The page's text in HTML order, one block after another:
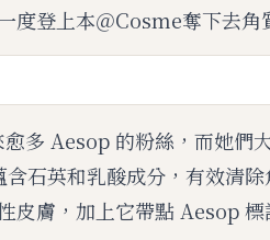
度登上本＠Cosme奪下去角
多 Aesop 的粉絲，而她們
石英和乳酸成分，有效清
皮膚，加上它帶點 Aesop